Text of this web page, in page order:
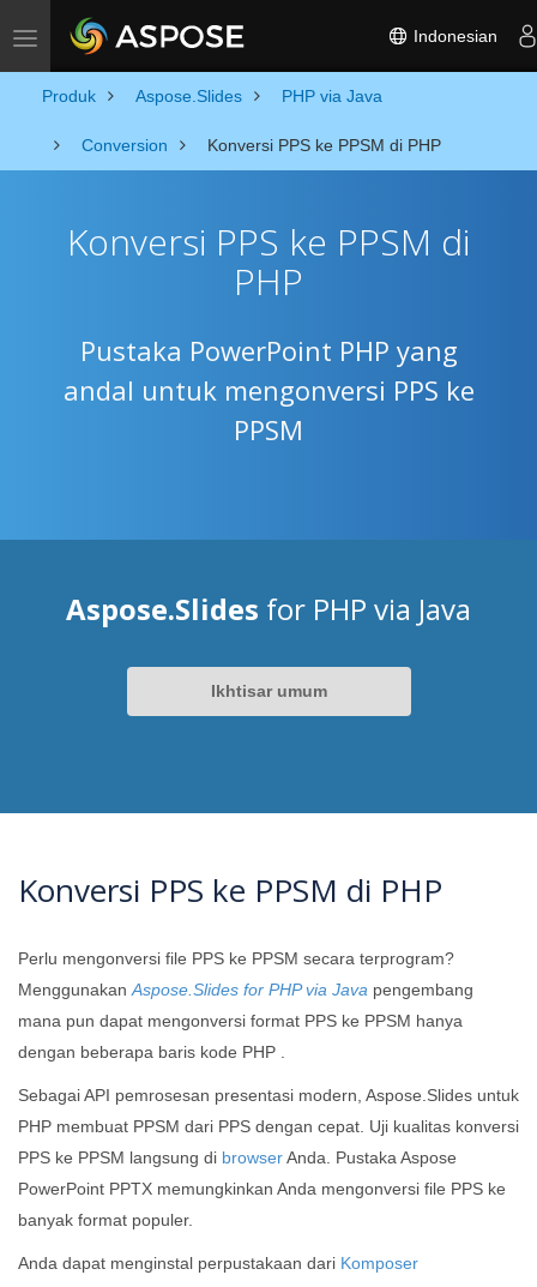
Toggle navigation Indonesian
Produk Aspose.Slides PHP via Java
Conversion Konversi PPS ke PPSM di PHP
Konversi PPS ke PPSM di
PHP
Pustaka PowerPoint PHP yang
andal untuk mengonversi PPS ke
PPSM
Aspose.Slides for PHP via Java
Ikhtisar umum
Konversi PPS ke PPSM di PHP
Perlu mengonversi file PPS ke PPSM secara terprogram?
Menggunakan Aspose.Slides for PHP via Java pengembang
mana pun dapat mengonversi format PPS ke PPSM hanya
dengan beberapa baris kode PHP .
Sebagai API pemrosesan presentasi modern, Aspose.Slides untuk
PHP membuat PPSM dari PPS dengan cepat. Uji kualitas konversi
PPS ke PPSM langsung di browserAnda. Pustaka Aspose
PowerPoint PPTX memungkinkan Anda mengonversi file PPS ke
banyak format populer.
Anda dapat menginstal perpustakaan dari Komposer